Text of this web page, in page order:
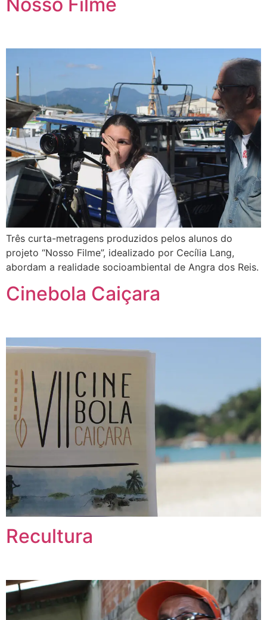
Três curta-metragens produzidos pelos alunos do
projeto “Nosso Filme”, idealizado por Cecília Lang,
abordam a realidade socioambiental de Angra dos Reis.
Cinebola Caiçara
Recultura